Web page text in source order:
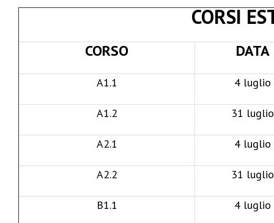
CORSI
CORSO DATA
A1.1 4 luglio
A1.2 31 luglio
A2.1 4 luglio
A2.2 31 luglio
B1.1 4 luglio